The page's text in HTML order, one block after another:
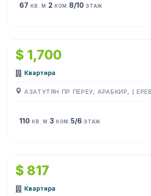
67 КВ. М. 2 КОМ. 8/10ЭТАЖ
$ 1,700
Квартира
АЗАТУТЯН ПР ПЕРЕУ, АРАБКИР, (
110 КВ. М. 3 КОМ. 5/6ЭТАЖ
$ 817
Квартира